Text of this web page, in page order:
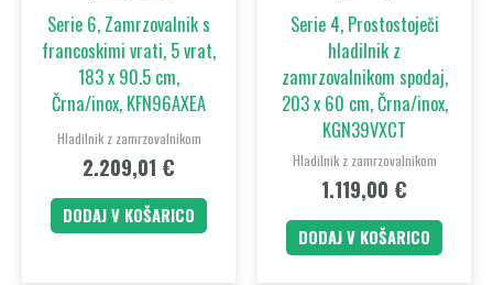
Serie 6, Zamrzovalnik s
francoskimi vrati, 5 vrat,
183 x 90.5 cm,
Črna/inox, KFN96AXEA
Hladilnik z zamrzovalnikom
2.209,01 €
DODAJ V KOŠARICO
Serie 4, Prostostoječi
hladilnik z
zamrzovalnikom spodaj,
203 x 60 cm, Črna/inox,
KGN39VXCT
Hladilnik z zamrzovalnikom
1.119,00 €
DODAJ V KOŠARICO